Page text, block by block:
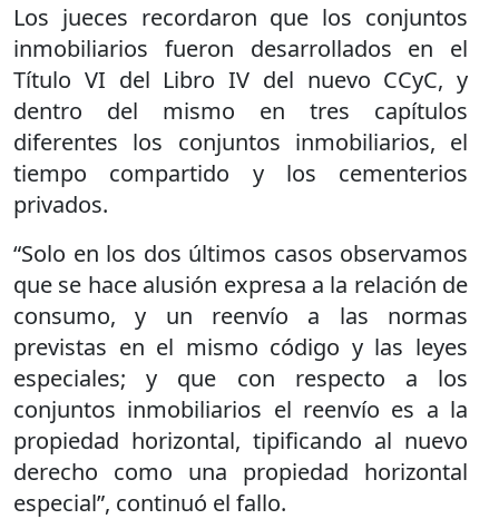
Los jueces recordaron que los conjuntos
inmobiliarios fueron desarrollados en el
Título VI del Libro IV del nuevo CCyC, y
dentro del mismo en tres capítulos
diferentes los conjuntos inmobiliarios, el
tiempo compartido y los cementerios
privados.
“Solo en los dos últimos casos observamos
que se hace alusión expresa a la relación de
consumo, y un reenvío a las normas
previstas en el mismo código y las leyes
especiales; y que con respecto a los
conjuntos inmobiliarios el reenvío es a la
propiedad horizontal, tipificando al nuevo
derecho como una propiedad horizontal
especial”, continuó el fallo.